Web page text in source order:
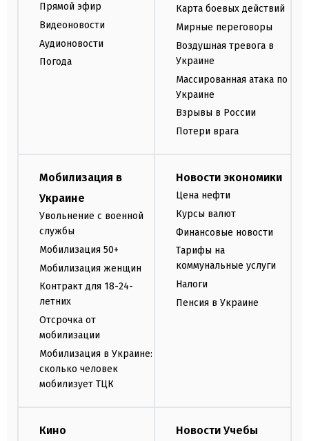
Прямой эфир
Видеоновости
Аудионовости
Погода
Карта боевых действий
Мирные переговоры
Воздушная тревога в
Украине
Массированная атака по
Украине
Взрывы в России
Потери врага
Мобилизация в
Украине
Увольнение с военной
службы
Мобилизация 50+
Мобилизация женщин
Контракт для 18-24-
летних
Отсрочка от
мобилизации
Мобилизация в Украине:
сколько человек
мобилизует ТЦК
Новости экономики
Цена нефти
Курсы валют
Финансовые новости
Тарифы на
коммунальные услуги
Налоги
Пенсия в Украине
Кино Новости Учебы